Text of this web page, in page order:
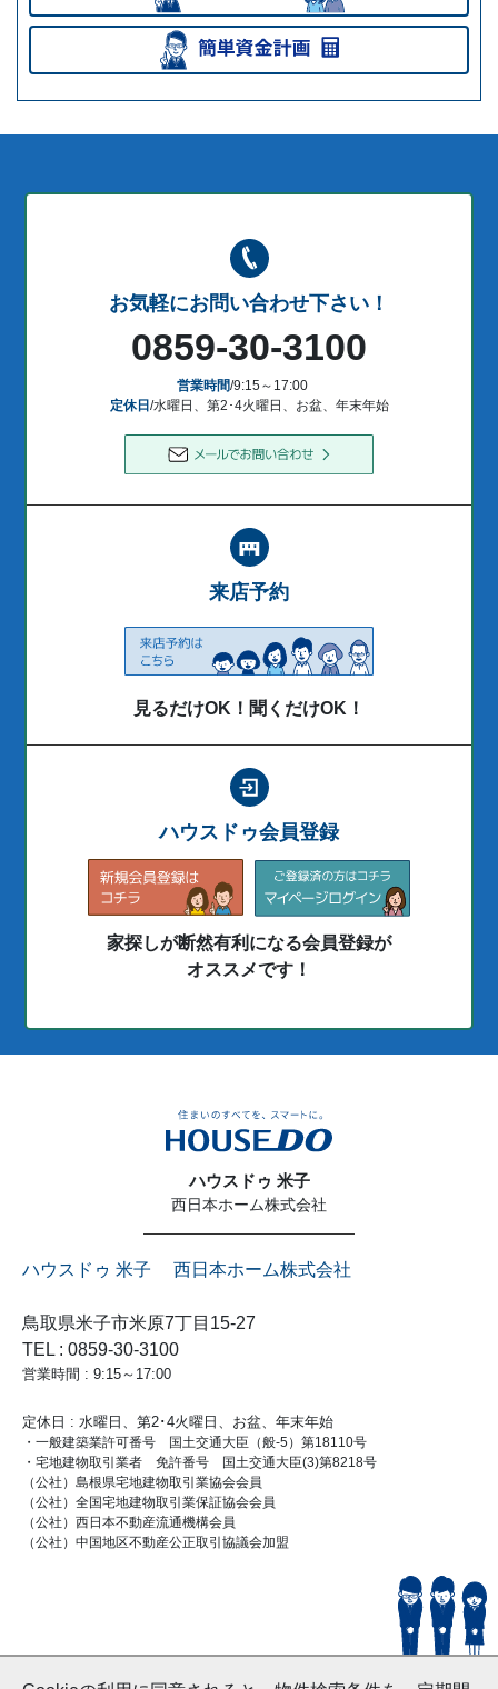
お気軽にお問い合わせ下さい！
0859-30-3100
営業時間/9:15～17:00
定休日 /水曜日、第2･4火曜日、お盆、年末年始
来店予約
見るだけOK！聞くだけOK！
ハウスドゥ会員登録
家探しが断然有利になる会員登録が
オススメです！
ハウスドゥ 米子
西日本ホーム株式会社
ハウスドゥ 米子 西日本ホーム株式会社
鳥取県米子市米原7丁目15-27
TEL : 0859-30-3100
営業時間 : 9:15～17:00
定休日 : 水曜日、第2･4火曜日、お盆、年末年始
・一般建築業許可番号 国土交通大臣（般-5）第18110号
・宅地建物取引業者 免許番号 国土交通大臣(3)第8218号
（公社）島根県宅地建物取引業協会会員
（公社）全国宅地建物取引業保証協会会員
（公社）西日本不動産流通機構会員
（公社）中国地区不動産公正取引協議会加盟